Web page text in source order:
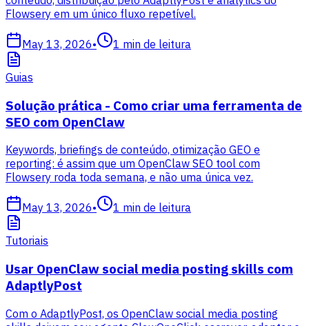
Flowsery em um único fluxo repetível.
May 13, 2026• 1 min de leitura
Guias
Solução prática - Como criar uma ferramenta de
SEO com OpenClaw
Keywords, briefings de conteúdo, otimização GEO e
reporting: é assim que um OpenClaw SEO tool com
Flowsery roda toda semana, e não uma única vez.
May 13, 2026• 1 min de leitura
Tutoriais
Usar OpenClaw social media posting skills com
AdaptlyPost
Com o AdaptlyPost, os OpenClaw social media posting